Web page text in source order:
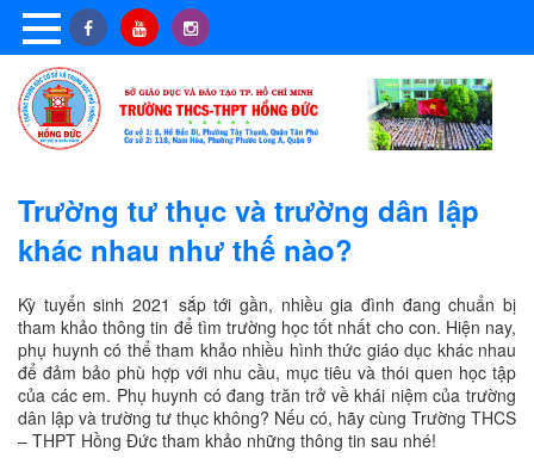
Trường tư thục và trường dân lập
khác nhau như thế nào?
Kỳ tuyển sinh 2021 sắp tới gần, nhiều gia đình đang chuẩn bị
tham khảo thông tin để tìm trường học tốt nhất cho con. Hiện nay,
phụ huynh có thể tham khảo nhiều hình thức giáo dục khác nhau
để đảm bảo phù hợp với nhu cầu, mục tiêu và thói quen học tập
của các em. Phụ huynh có đang trăn trở về khái niệm của trường
dân lập và trường tư thục không? Nếu có, hãy cùng Trường THCS
– THPT Hồng Đức tham khảo những thông tin sau nhé!